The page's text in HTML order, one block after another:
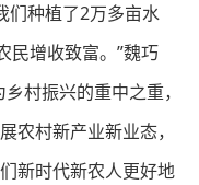
们种植了2万多亩水
民增收致富。”魏巧
村振兴的重中之重，
农村新产业新业态，
新时代新农人更好地